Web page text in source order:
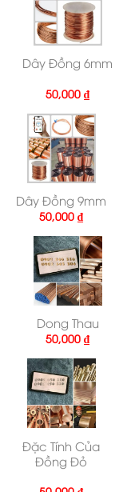
Dây Đồng 6mm
50,000₫
Dây Đồng 9mm
50,000₫
Dong Thau
50,000₫
Đặc Tính Của
Đồng Đỏ